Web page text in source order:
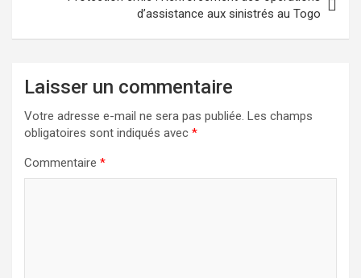
d’assistance aux sinistrés au Togo
Laisser un commentaire
Votre adresse e-mail ne sera pas publiée. Les champs
obligatoires sont indiqués avec *
Commentaire *